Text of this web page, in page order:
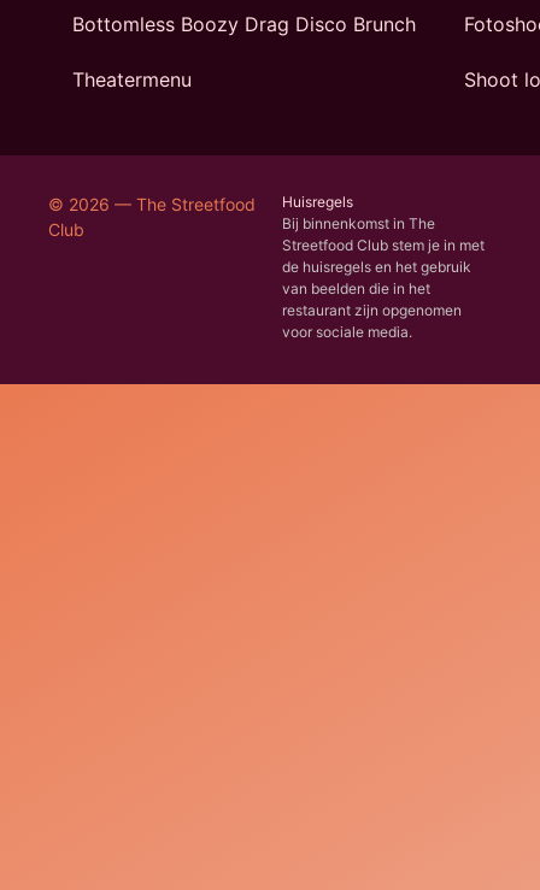
Bottomless Boozy Drag Disco Brunch
Theatermenu Shoot
© 2026 — The Streetfood
Club
Huisregels
Bij binnenkomst in The
Streetfood Club stem je in met
de huisregels en het gebruik
van beelden die in het
restaurant zijn opgenomen
voor sociale media.